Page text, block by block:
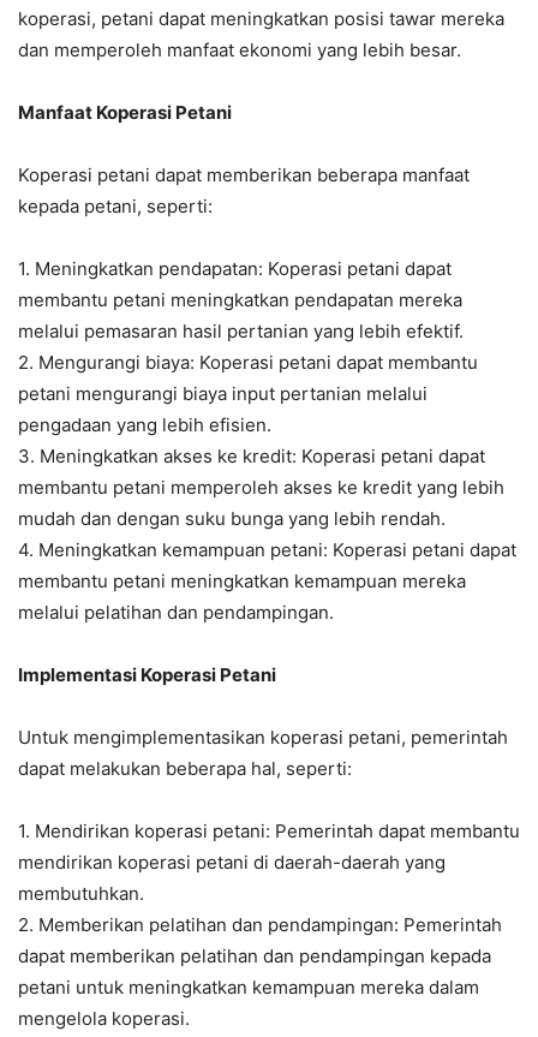
koperasi, petani dapat meningkatkan posisi tawar mereka
dan memperoleh manfaat ekonomi yang lebih besar.
Manfaat Koperasi Petani
Koperasi petani dapat memberikan beberapa manfaat
kepada petani, seperti:
1. Meningkatkan pendapatan: Koperasi petani dapat
membantu petani meningkatkan pendapatan mereka
melalui pemasaran hasil pertanian yang lebih efektif.
2. Mengurangi biaya: Koperasi petani dapat membantu
petani mengurangi biaya input pertanian melalui
pengadaan yang lebih efisien.
3. Meningkatkan akses ke kredit: Koperasi petani dapat
membantu petani memperoleh akses ke kredit yang lebih
mudah dan dengan suku bunga yang lebih rendah.
4. Meningkatkan kemampuan petani: Koperasi petani dapat
membantu petani meningkatkan kemampuan mereka
melalui pelatihan dan pendampingan.
Implementasi Koperasi Petani
Untuk mengimplementasikan koperasi petani, pemerintah
dapat melakukan beberapa hal, seperti:
1. Mendirikan koperasi petani: Pemerintah dapat membantu
mendirikan koperasi petani di daerah-daerah yang
membutuhkan.
2. Memberikan pelatihan dan pendampingan: Pemerintah
dapat memberikan pelatihan dan pendampingan kepada
petani untuk meningkatkan kemampuan mereka dalam
mengelola koperasi.